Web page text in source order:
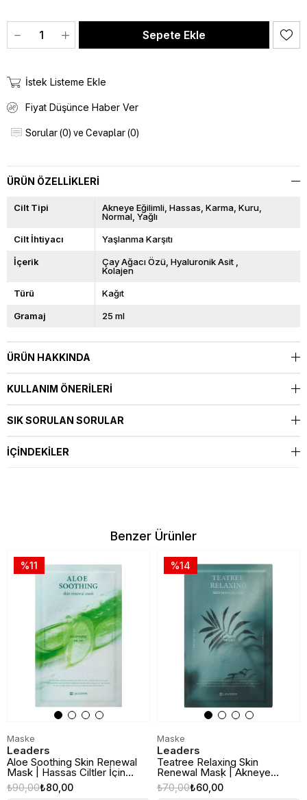
İstek Listeme Ekle
Fiyat Düşünce Haber Ver
Sorular (0) ve Cevaplar (0)
ÜRÜN ÖZELLIKLERI
Cilt Tipi Akneye Eğilimli Hassas Karma Kuru
Normal Yağlı
Cilt İhtiyacı Yaşlanma Karşıtı
İçerik Çay Ağacı Özü Hyaluronik Asit
Kolajen
Türü Kağıt
Gramaj 25 ml
ÜRÜN HAKKINDA
KULLANIM ÖNERILERI
SIK SORULAN SORULAR
İÇINDEKILER
Benzer Ürünler
Maske
Leaders
Aloe Soothing Skin Renewal
Mask | Hassas Ciltler İçin
Yatıştırıcı Kağıt Maske
₺80,00
₺90,00
%11
Maske
Leaders
Teatree Relaxing Skin
Renewal Mask | Akneye
Eğilimli Ciltler İçin Çay Ağacı
Özlü Rahatlatıcı Kağıt Maske
₺60,00
₺70,00
%14